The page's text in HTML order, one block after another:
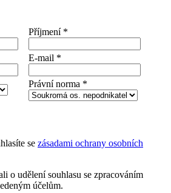
Příjmení *
E-mail *
Právní norma *
se zásadami ochrany osobních
o udělení souhlasu se zpracováním
účelům.